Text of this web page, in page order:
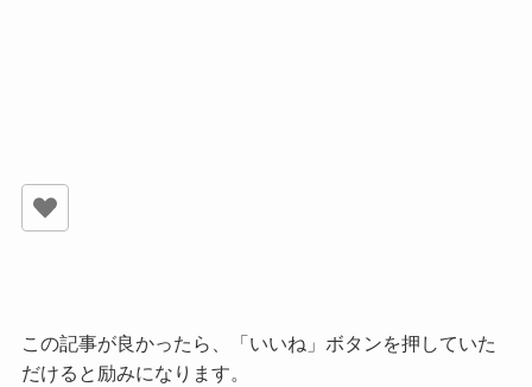
この記事が良かったら、「いいね」ボタンを押していた
だけると励みになります。